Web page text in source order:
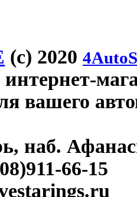
(c) 2020
вашего
наб.
66-15